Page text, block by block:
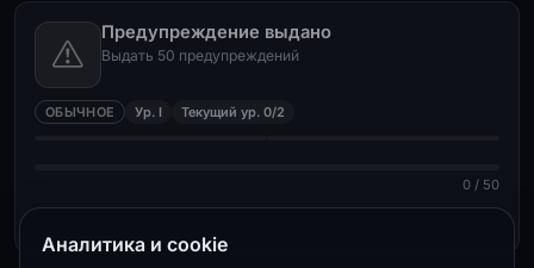
Аналитика и cookie
Предупреждение выдано
Выдать 50 предупреждений
ОБЫЧНОЕ Ур. I Текущий ур. 0/2
0 / 50